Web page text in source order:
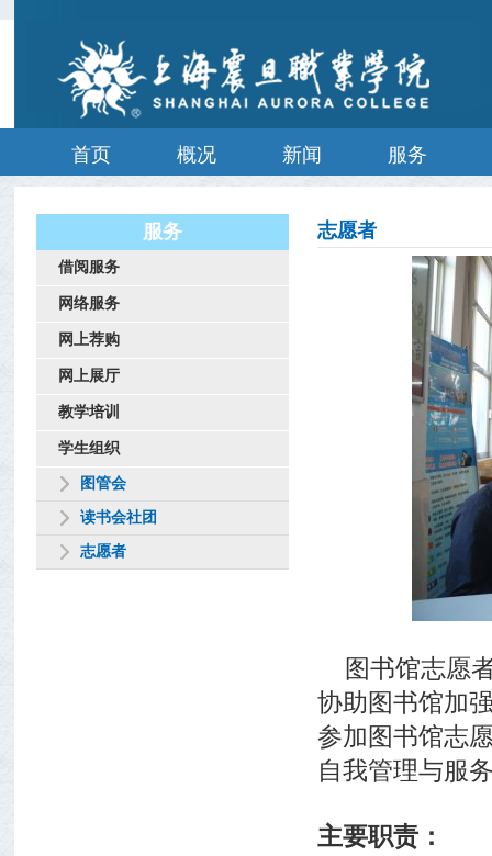
首页 概况 新闻 服务
服务
借阅服务
网络服务
网上荐购
网上展厅
教学培训
学生组织
图管会
读书会社团
志愿者
志愿者
图书馆志愿
协助图书馆加
参加图书馆志
自我管理与服
主要职责：